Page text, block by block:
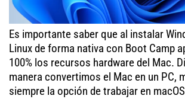
Es importante saber que al instalar
Linux de forma nativa con Boot Camp
100% los recursos hardware del Mac.
manera convertimos el Mac en un PC,
siempre la opción de trabajar en